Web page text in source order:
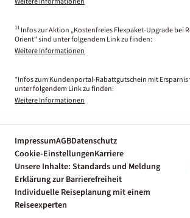
11 Infos zur Aktion „Kostenfreies Flexpaket-Upgrade bei
Orient“ sind unter folgendem Link zu finden:
Weitere Informationen
*Infos zum Kundenportal-Rabattgutschein mit Ersparnis
unter folgendem Link zu finden:
Weitere Informationen
ImpressumAGBDatenschutz
Cookie-EinstellungenKarriere
Unsere Inhalte: Standards und Meldung
Erklärung zur Barrierefreiheit
Individuelle Reiseplanung mit einem
Reiseexperten